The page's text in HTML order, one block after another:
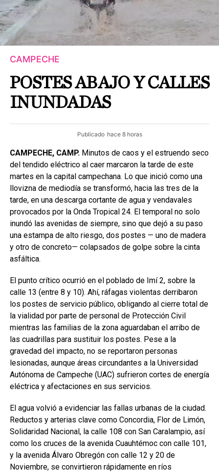
CAMPECHE
POSTES ABAJO Y CALLES
INUNDADAS
Publicado hace 8 horas
CAMPECHE, CAMP. Minutos de caos y el estruendo seco
del tendido eléctrico al caer marcaron la tarde de este
martes en la capital campechana. Lo que inició como una
llovizna de mediodía se transformó, hacia las tres de la
tarde, en una descarga cortante de agua y vendavales
provocados por la Onda Tropical 24. El temporal no solo
inundó las avenidas de siempre, sino que dejó a su paso
una estampa de alto riesgo, dos postes — uno de madera
y otro de concreto— colapsados de golpe sobre la cinta
asfáltica.
El punto crítico ocurrió en el poblado de Imí 2, sobre la
calle 13 (entre 8 y 10). Ahí, ráfagas violentas derribaron
los postes de servicio público, obligando al cierre total de
la vialidad por parte de personal de Protección Civil
mientras las familias de la zona aguardaban el arribo de
las cuadrillas para sustituir los postes. Pese a la
gravedad del impacto, no se reportaron personas
lesionadas, aunque áreas circundantes a la Universidad
Autónoma de Campeche (UAC) sufrieron cortes de energía
eléctrica y afectaciones en sus servicios.
El agua volvió a evidenciar las fallas urbanas de la ciudad.
Reductos y arterias clave como Concordia, Flor de Limón,
Solidaridad Nacional, la calle 108 con San Caralampio, así
como los cruces de la avenida Cuauhtémoc con calle 101,
y la avenida Álvaro Obregón con calle 12 y 20 de
Noviembre, se convirtieron rápidamente en ríos